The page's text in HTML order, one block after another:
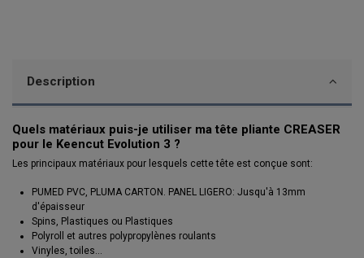
Description
Quels matériaux puis-je utiliser ma tête pliante CREASER
pour le Keencut Evolution 3 ?
Les principaux matériaux pour lesquels cette tête est conçue sont:
PUMED PVC, PLUMA CARTON. PANEL LIGERO: Jusqu'à 13mm
d'épaisseur
Spins, Plastiques ou Plastiques
Polyroll et autres polypropylènes roulants
Vinyles, toiles...